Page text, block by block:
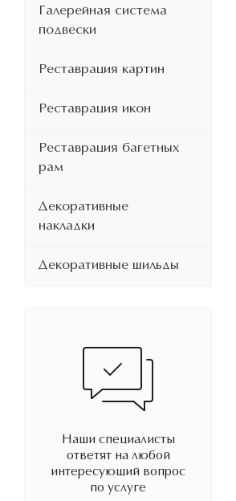
Галерейная система
подвески
Реставрация картин
Реставрация икон
Реставрация багетных
рам
Декоративные
накладки
Декоративные шильды
Наши специалисты
ответят на любой
интересующий вопрос
по услуге